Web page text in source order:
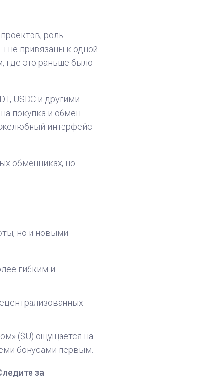
роль
не привязаны к одной
где это раньше было
USDC и другими
покупка и обмен.
интерфейс
обменниках, но
но и новыми
гибким и
($U) ощущается на
бонусами первым.
за